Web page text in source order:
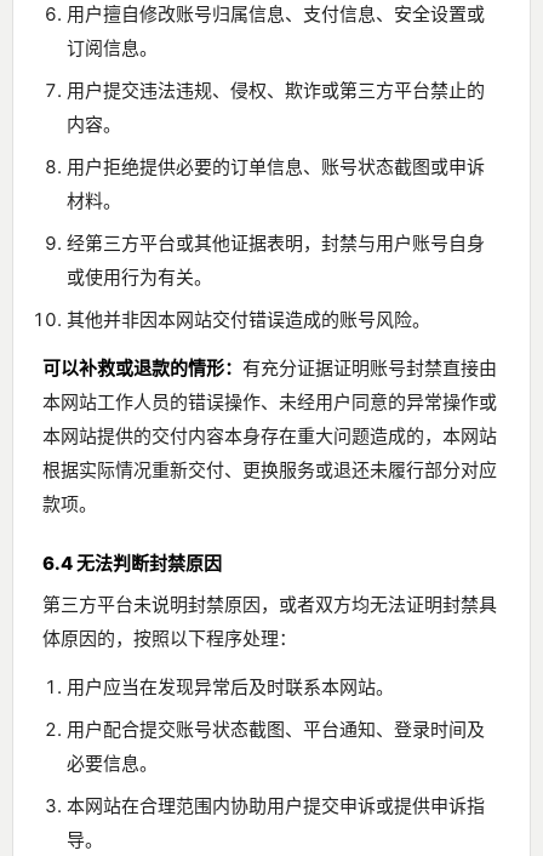
用户擅自修改账号归属信息、支付信息、安全设置或
订阅信息。
用户提交违法违规、侵权、欺诈或第三方平台禁止的
内容。
用户拒绝提供必要的订单信息、账号状态截图或申诉
材料。
经第三方平台或其他证据表明，封禁与用户账号自身
或使用行为有关。
其他并非因本网站交付错误造成的账号风险。
可以补救或退款的情形： 有充分证据证明账号封禁直接由
本网站工作人员的错误操作、未经用户同意的异常操作或
本网站提供的交付内容本身存在重大问题造成的，本网站
根据实际情况重新交付、更换服务或退还未履行部分对应
款项。
6.4 无法判断封禁原因
第三方平台未说明封禁原因，或者双方均无法证明封禁具
体原因的，按照以下程序处理：
用户应当在发现异常后及时联系本网站。
用户配合提交账号状态截图、平台通知、登录时间及
必要信息。
本网站在合理范围内协助用户提交申诉或提供申诉指
导。